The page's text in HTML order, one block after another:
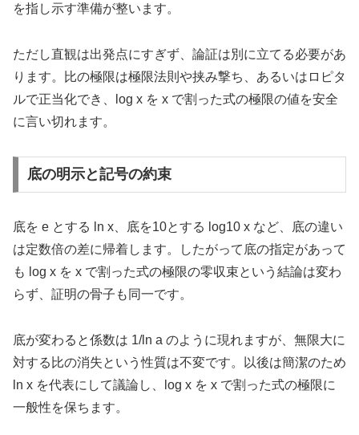
を指し示す準備が整います。
ただし直観は出発点にすぎず、論証は別に立てる必要があ
ります。比の極限は極限法則や挟み撃ち、あるいはロピタ
ルで正当化でき、log x を x で割った式の極限の値を安全
に言い切れます。
底の明示と記号の約束
底を e とする ln x、底を10とする log10 x など、底の違い
は定数倍の差に帰着します。したがって底の指定があって
も log x を x で割った式の極限の零収束という結論は変わ
らず、証明の骨子も同一です。
底が変わると係数は 1/ln a のように現れますが、無限大に
対する比の消失という性質は不変です。以後は簡潔のため
ln x を代表にして議論し、log x を x で割った式の極限に
一般性を保ちます。